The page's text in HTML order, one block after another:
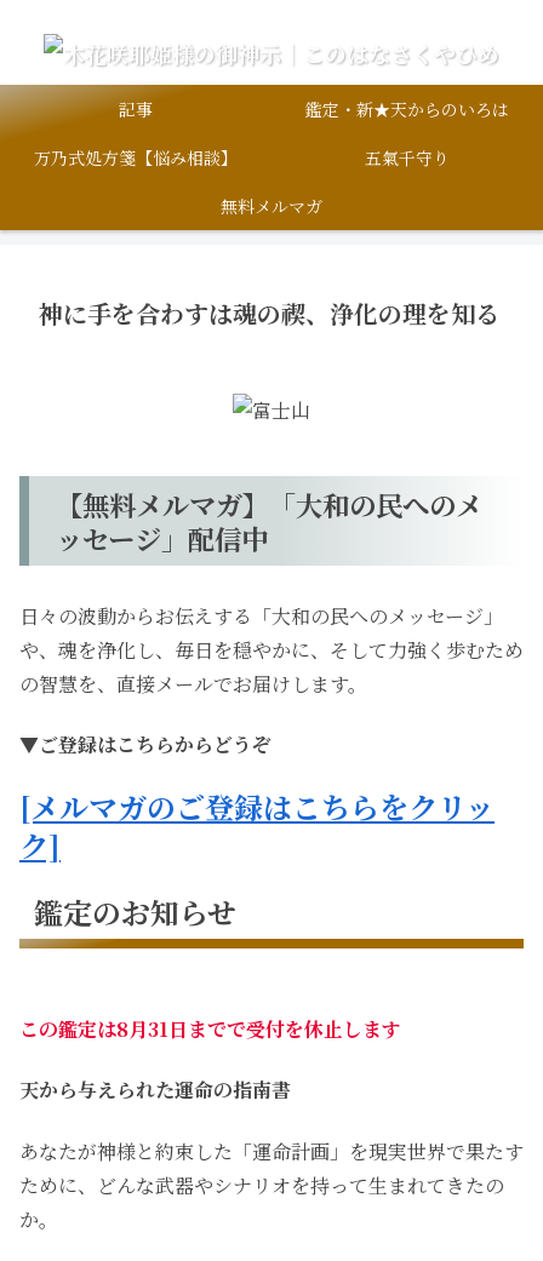
記事
鑑定・新★天からのいろは
万乃式処方箋【悩み相談】
五氣千守り
無料メルマガ
神に手を合わすは魂の禊、浄化の理を知る
【無料メルマガ】「大和の民へのメ
ッセージ」配信中
日々の波動からお伝えする「大和の民へのメッセージ」
や、魂を浄化し、毎日を穏やかに、そして力強く歩むため
の智慧を、直接メールでお届けします。
▼ご登録はこちらからどうぞ
[メルマガのご登録はこちらをクリッ
ク]
鑑定のお知らせ
この鑑定は8月31日までで受付を休止します
天から与えられた運命の指南書
あなたが神様と約束した「運命計画」を現実世界で果たす
ために、どんな武器やシナリオを持って生まれてきたの
か。